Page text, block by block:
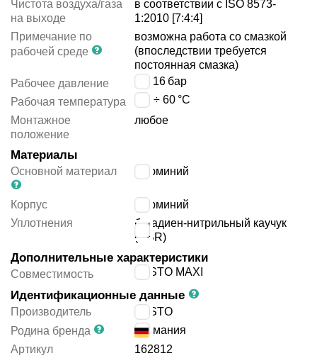
Чистота воздуха/газа
на выходе
в соответствии с ISO 8573-
1:2010 [7:4:4]
Примечание по
рабочей среде
возможна работа со смазкой
(впоследствии требуется
постоянная смазка)
Рабочее давление
0 ÷ 16 бар
Рабочая температура
-10 ÷ 60 °C
Монтажное
положение
любое
Материалы
Основной материал алюминий
Корпус
алюминий
Уплотнения
бутадиен-нитрильный каучук
(NBR)
Дополнительные характеристики
Совместимость FESTO MAXI
Идентификационные данные
Производитель
FESTO
Родина бренда
Германия
Артикул
162812